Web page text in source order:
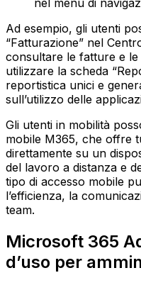
Ad esempio, gli utenti
“Fatturazione” nel
consultare le fatture e
utilizzare la scheda
reportistica unici e
sull’utilizzo delle
Gli utenti in mobilità
mobile M365, che offre
direttamente su un
del lavoro a distanza e
tipo di accesso mobile
l’efficienza, la
team.
Microsoft 365
d’uso per